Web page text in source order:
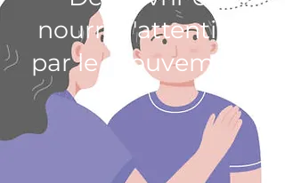
nourrir l'attention
par le mouvement